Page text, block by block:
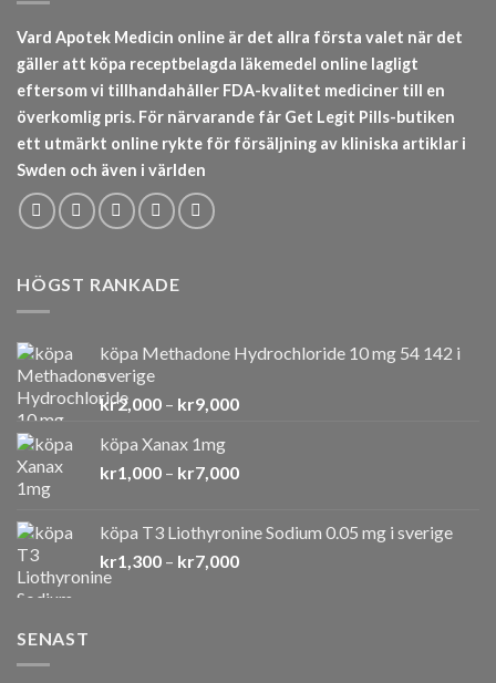
Vard Apotek Medicin online är det allra första valet när det
gäller att köpa receptbelagda läkemedel online lagligt
eftersom vi tillhandahåller FDA-kvalitet mediciner till en
överkomlig pris. För närvarande får Get Legit Pills-butiken
ett utmärkt online rykte för försäljning av kliniska artiklar i
Swden och även i världen
HÖGST RANKADE
köpa Methadone Hydrochloride 10 mg 54 142 i
sverige
kr2,000 – kr9,000Prisintervall:
kr9,000
köpa Xanax 1mg
kr1,000 – kr7,000Prisintervall:
kr7,000
köpa T3 Liothyronine Sodium 0.05 mg i sverige
kr1,300 – kr7,000Prisintervall:
SENAST